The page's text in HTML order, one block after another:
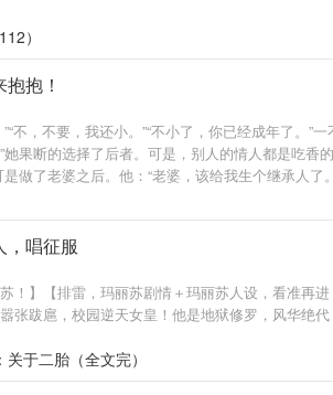
）
抱！
不，不要，我还小。”“不小了，你已经成年了。
果断的选择了后者。可是，别人的情人都是吃
做了老婆之后。他：“老婆，该给我生个继承人了
，唱征服
！】【排雷，玛丽苏剧情＋玛丽苏人设，看准再
张跋扈，校园逆天女皇！他是地狱修罗，风华绝
于二胎（全文完）